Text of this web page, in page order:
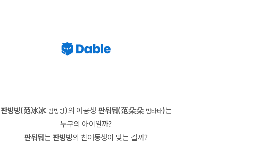
판빙빙(范冰冰 범빙빙)의 여공생 판둬둬(范朵朵 범타타)는
누구의 아이일까?
판둬둬는판빙빙의 친여동생이 맞는 걸까?